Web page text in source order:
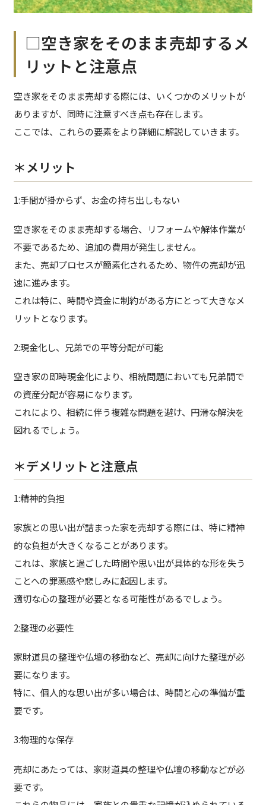
□空き家をそのまま売却するメ
リットと注意点
空き家をそのまま売却する際には、いくつかのメリットが
ありますが、同時に注意すべき点も存在します。
ここでは、これらの要素をより詳細に解説していきます。
＊メリット
1:手間が掛からず、お金の持ち出しもない
空き家をそのまま売却する場合、リフォームや解体作業が
不要であるため、追加の費用が発生しません。
また、売却プロセスが簡素化されるため、物件の売却が迅
速に進みます。
これは特に、時間や資金に制約がある方にとって大きなメ
リットとなります。
2:現金化し、兄弟での平等分配が可能
空き家の即時現金化により、相続問題においても兄弟間で
の資産分配が容易になります。
これにより、相続に伴う複雑な問題を避け、円滑な解決を
図れるでしょう。
＊デメリットと注意点
1:精神的負担
家族との思い出が詰まった家を売却する際には、特に精神
的な負担が大きくなることがあります。
これは、家族と過ごした時間や思い出が具体的な形を失う
ことへの罪悪感や悲しみに起因します。
適切な心の整理が必要となる可能性があるでしょう。
2:整理の必要性
家財道具の整理や仏壇の移動など、売却に向けた整理が必
要になります。
特に、個人的な思い出が多い場合は、時間と心の準備が重
要です。
3:物理的な保存
売却にあたっては、家財道具の整理や仏壇の移動などが必
要です。